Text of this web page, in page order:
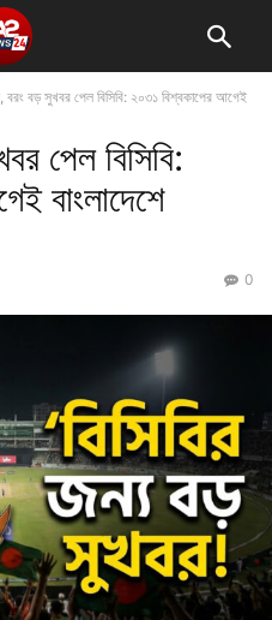
বরং বড় সুখবর পেল বিসিবি: ২০৩১ বিশ্বকাপের আগেই
পেল বিসিবি:
বাংলাদেশে
0